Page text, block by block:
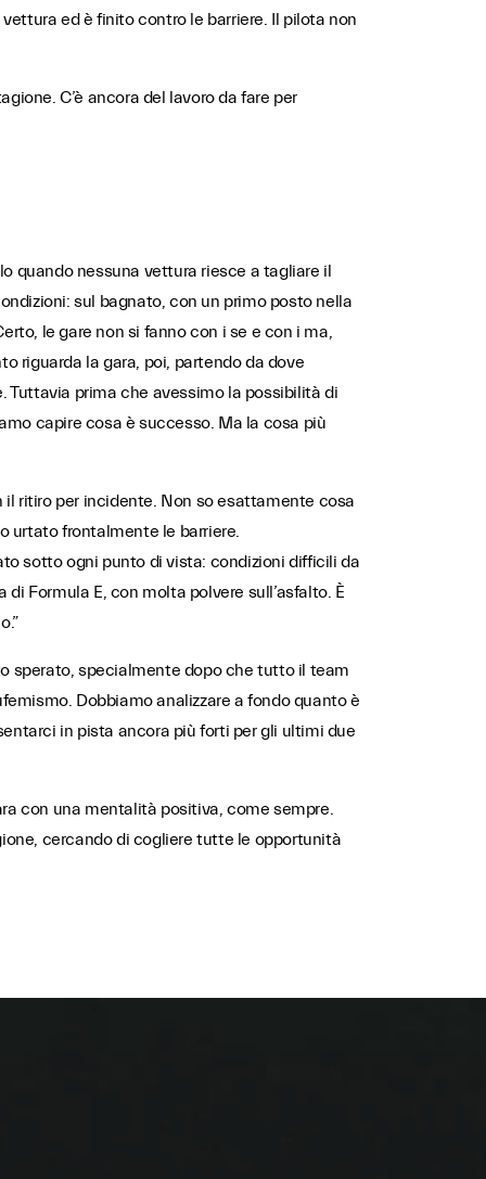
ed è finito contro le barriere. Il pilota non
C’è ancora del lavoro da fare per
quando nessuna vettura riesce a tagliare il
sul bagnato, con un primo posto nella
le gare non si fanno con i se e con i ma,
riguarda la gara, poi, partendo da dove
prima che avessimo la possibilità di
capire cosa è successo. Ma la cosa più
ritiro per incidente. Non so esattamente cosa
urtato frontalmente le barriere.
sotto ogni punto di vista: condizioni difficili da
Formula E, con molta polvere sull’asfalto. È
sperato, specialmente dopo che tutto il team
Dobbiamo analizzare a fondo quanto è
in pista ancora più forti per gli ultimi due
con una mentalità positiva, come sempre.
cercando di cogliere tutte le opportunità